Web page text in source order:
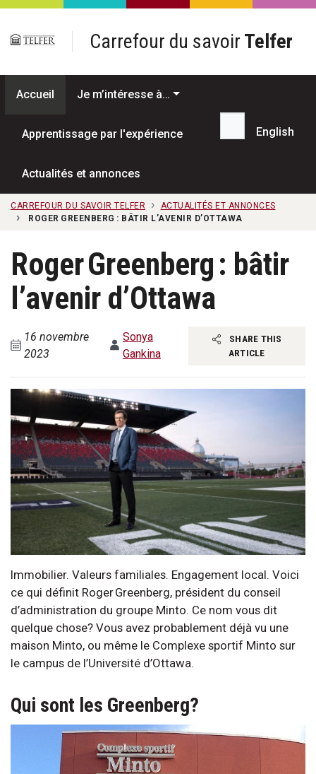
Passer au contenu principal
Carrefour du savoir Telfer
Accueil Je m’intéresse à…
Apprentissage par l'expérience
Actualités et annonces
Recherche...
English
CARREFOUR DU SAVOIR TELFER
ACTUALITÉS ET ANNONCES
ROGER GREENBERG : BÂTIR L’AVENIR D’OTTAWA
Roger Greenberg : bâtir
l’avenir d’Ottawa
16 novembre
2023
Sonya
Gankina
SHARE THIS
ARTICLE
Immobilier. Valeurs familiales. Engagement local. Voici
ce qui définit Roger Greenberg, président du conseil
d’administration du groupe Minto. Ce nom vous dit
quelque chose? Vous avez probablement déjà vu une
maison Minto, ou même le Complexe sportif Minto sur
le campus de l’Université d’Ottawa.
Qui sont les Greenberg?